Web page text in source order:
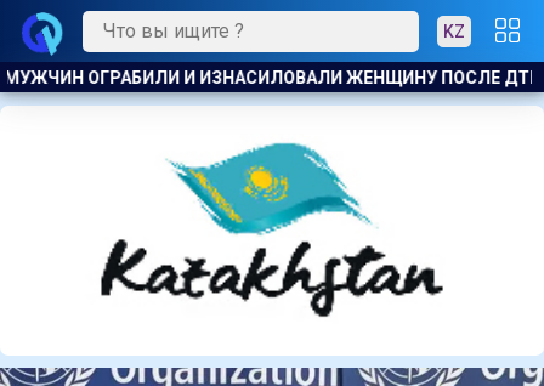
KZ
ДТП В АКТАУ ПРЕДПРИНИМАТЕЛЯ ОШТРАФОВАЛИ